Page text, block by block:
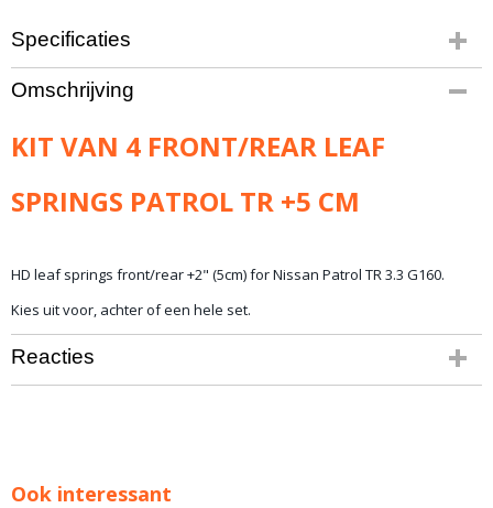
Specificaties
Productcode
94-459
58,00 Kg
Omschrijving
KIT VAN 4 FRONT/REAR LEAF
SPRINGS PATROL TR +5 CM
HD leaf springs front/rear +2" (5cm) for Nissan Patrol TR 3.3 G160.
Kies uit voor, achter of een hele set.
Reacties
Ook interessant